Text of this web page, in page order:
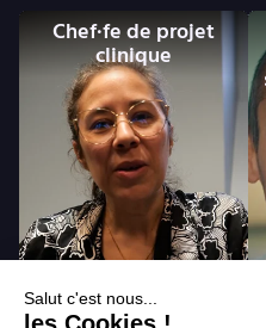
Chef·fe de projet
clinique